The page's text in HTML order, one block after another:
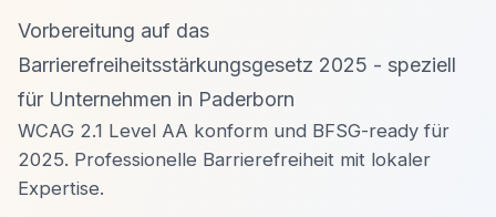
Vorbereitung auf das
Barrierefreiheitsstärkungsgesetz 2025 - speziell
für Unternehmen in Paderborn
WCAG 2.1 Level AA konform und BFSG-ready für
2025. Professionelle Barrierefreiheit mit lokaler
Expertise.